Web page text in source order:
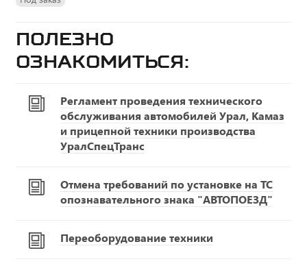
Полезно
ознакомиться:
Регламент проведения технического
обслуживания автомобилей Урал, Камаз
и прицепной техники производства
УралСпецТранс
Отмена требований по установке на ТС
опознавательного знака "АВТОПОЕЗД"
Переоборудование техники